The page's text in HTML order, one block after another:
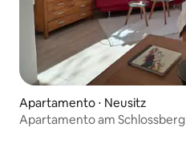
Apartamento ⋅ Neusitz
Apartamento am Schlossberg